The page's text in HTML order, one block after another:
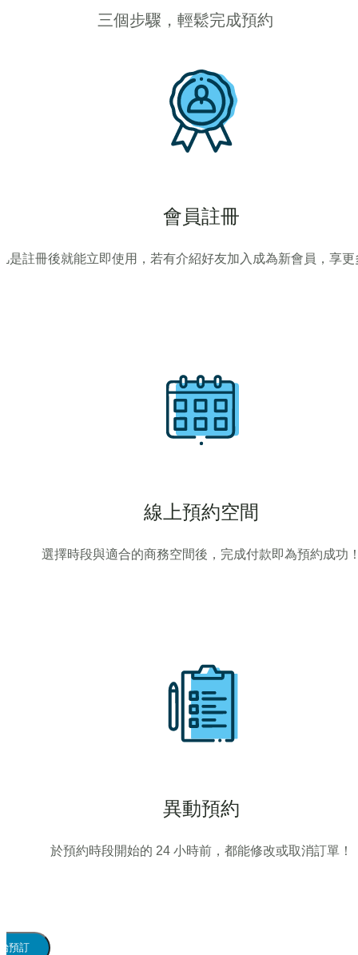
三個步驟，輕鬆完成預約
會員註冊
是註冊後就能立即使用，若有介紹好友加入成為新會員，享更
線上預約空間
選擇時段與適合的商務空間後，完成付款即為預約成功
異動預約
於預約時段開始的 24 小時前，都能修改或取消訂單！
預訂